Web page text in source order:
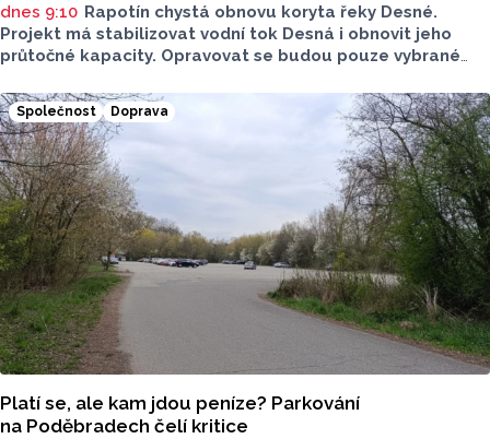
dnes 9:10 Rapotín chystá obnovu koryta řeky Desné.
Projekt má stabilizovat vodní tok Desná i obnovit jeho
průtočné kapacity. Opravovat se budou pouze vybrané
samostatných stavebních projektů.
Společnost Doprava
Platí se, ale kam jdou peníze? Parkování
na Poděbradech čelí kritice